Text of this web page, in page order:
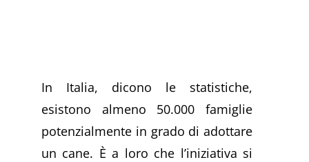
In Italia, dicono le statistiche,
esistono almeno 50.000 famiglie
potenzialmente in grado di adottare
un cane. È a loro che l’iniziativa si